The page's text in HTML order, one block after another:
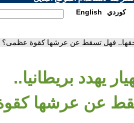
English كوردي
يلاحقها.. فهل تسقط عن عرشها كقوة
يهدد بريطانيا..
عن عرشها